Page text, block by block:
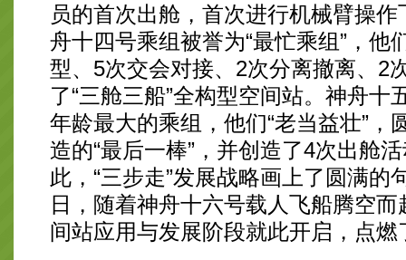
员的首次出舱，首次进行机械臂操
舟十四号乘组被誉为“最忙乘组”，他
型、5次交会对接、2次分离撤离、2
了“三舱三船”全构型空间站。神舟十
年龄最大的乘组，他们“老当益壮”，
造的“最后一棒”，并创造了4次出舱
此，“三步走”发展战略画上了圆满的
日，随着神舟十六号载人飞船腾空
间站应用与发展阶段就此开启，点